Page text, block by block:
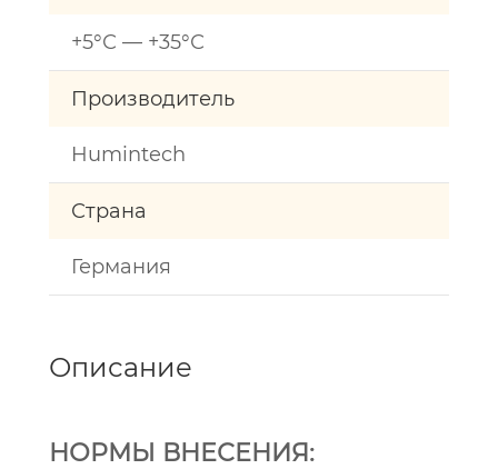
+5°С — +35°С
Производитель
Humintech
Страна
Германия
Описание
НОРМЫ ВНЕСЕНИЯ: